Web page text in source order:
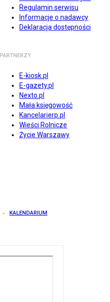
Regulamin serwisu
Informacje o nadawcy
Deklaracja dostępności
PARTNERZY
E-kiosk.pl
E-gazety.pl
Nexto.pl
Mała księgowość
Kancelarierp.pl
Wieści Rolnicze
Życie Warszawy
KALENDARIUM